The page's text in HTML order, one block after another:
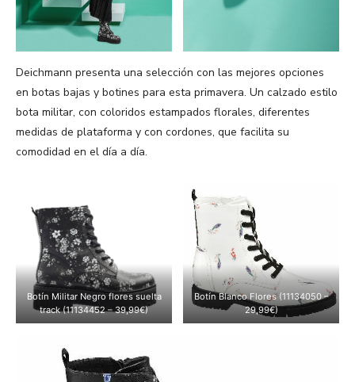
Deichmann presenta una selección con las mejores opciones
en botas bajas y botines para esta primavera. Un calzado estilo
bota militar, con coloridos estampados florales, diferentes
medidas de plataforma y con cordones, que facilita su
comodidad en el día a día.
Botín Militar Negro flores suelta
track (11134452 – 39,99€)
Botín Blanco Flores (11134050 –
29,99€)